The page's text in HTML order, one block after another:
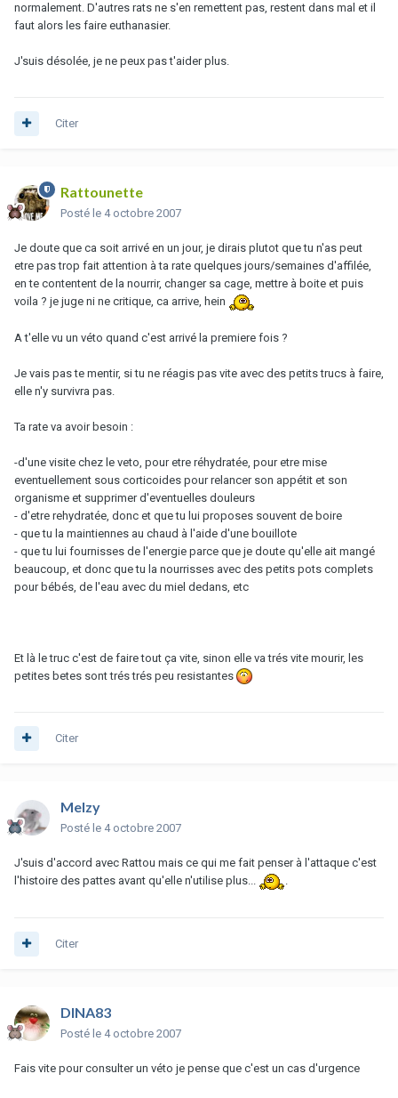
normalement. D'autres rats ne s'en remettent pas, restent dans mal et il
faut alors les faire euthanasier.
J'suis désolée, je ne peux pas t'aider plus.
Citer
Rattounette
Posté le 4 octobre 2007
Je doute que ca soit arrivé en un jour, je dirais plutot que tu n'as peut
etre pas trop fait attention à ta rate quelques jours/semaines d'affilée,
en te contentent de la nourrir, changer sa cage, mettre à boite et puis
voila ? je juge ni ne critique, ca arrive, hein
A t'elle vu un véto quand c'est arrivé la premiere fois ?
Je vais pas te mentir, si tu ne réagis pas vite avec des petits trucs à faire,
elle n'y survivra pas.
Ta rate va avoir besoin :
-d'une visite chez le veto, pour etre réhydratée, pour etre mise
eventuellement sous corticoides pour relancer son appétit et son
organisme et supprimer d'eventuelles douleurs
- d'etre rehydratée, donc et que tu lui proposes souvent de boire
- que tu la maintiennes au chaud à l'aide d'une bouillote
- que tu lui fournisses de l'energie parce que je doute qu'elle ait mangé
beaucoup, et donc que tu la nourrisses avec des petits pots complets
pour bébés, de l'eau avec du miel dedans, etc
Et là le truc c'est de faire tout ça vite, sinon elle va trés vite mourir, les
petites betes sont trés trés peu resistantes
Citer
Melzy
Posté le 4 octobre 2007
J'suis d'accord avec Rattou mais ce qui me fait penser à l'attaque c'est
l'histoire des pattes avant qu'elle n'utilise plus...
.
Citer
DINA83
Posté le 4 octobre 2007
Fais vite pour consulter un véto je pense que c'est un cas d'urgence